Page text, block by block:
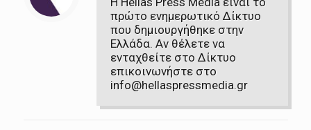
πρώτο ενημερωτικό Δίκτυο
που δημιουργήθηκε στην
Ελλάδα. Αν θέλετε να
ενταχθείτε στο Δίκτυο
επικοινωνήστε στο
info@hellaspressmedia.gr